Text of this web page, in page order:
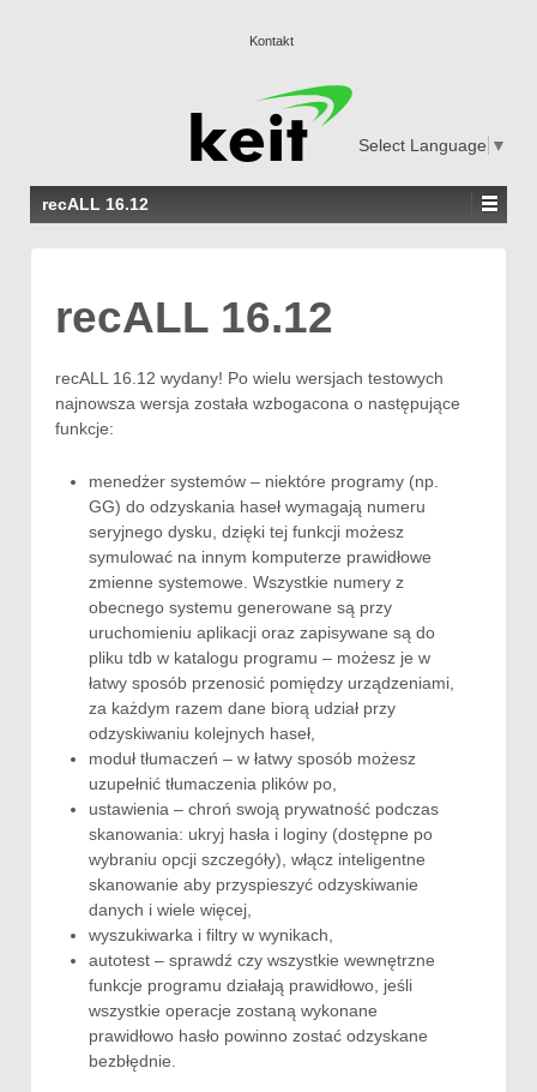
Kontakt
Select Language ▼
recALL 16.12
recALL 16.12
recALL 16.12 wydany! Po wielu wersjach testowych
najnowsza wersja została wzbogacona o następujące
funkcje:
menedżer systemów – niektóre programy (np.
GG) do odzyskania haseł wymagają numeru
seryjnego dysku, dzięki tej funkcji możesz
symulować na innym komputerze prawidłowe
zmienne systemowe. Wszystkie numery z
obecnego systemu generowane są przy
uruchomieniu aplikacji oraz zapisywane są do
pliku tdb w katalogu programu – możesz je w
łatwy sposób przenosić pomiędzy urządzeniami,
za każdym razem dane biorą udział przy
odzyskiwaniu kolejnych haseł,
moduł tłumaczeń – w łatwy sposób możesz
uzupełnić tłumaczenia plików po,
ustawienia – chroń swoją prywatność podczas
skanowania: ukryj hasła i loginy (dostępne po
wybraniu opcji szczegóły), włącz inteligentne
skanowanie aby przyspieszyć odzyskiwanie
danych i wiele więcej,
wyszukiwarka i filtry w wynikach,
autotest – sprawdź czy wszystkie wewnętrzne
funkcje programu działają prawidłowo, jeśli
wszystkie operacje zostaną wykonane
prawidłowo hasło powinno zostać odzyskane
bezbłędnie.